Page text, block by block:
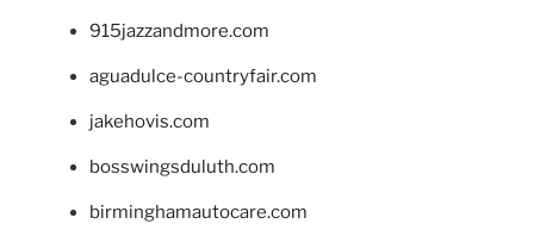
915jazzandmore.com
aguadulce-countryfair.com
jakehovis.com
bosswingsduluth.com
birminghamautocare.com